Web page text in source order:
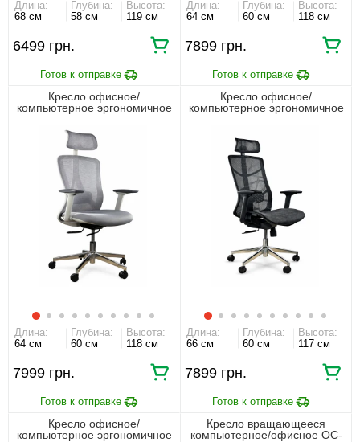
Длина:
68 см
Глубина:
58 см
Высота:
119 см
6499 грн.
Длина:
64 см
Глубина:
60 см
Высота:
118 см
7899 грн.
Кресло офисное/
компьютерное эргономичное
Home Серый
Длина:
64 см
Глубина:
60 см
Высота:
118 см
7999 грн.
Кресло офисное/
компьютерное эргономичное
Длина:
66 см
Глубина:
60 см
Высота:
117 см
7899 грн.
Кресло офисное/
компьютерное эргономичное
Кресло вращающееся
компьютерное/офисное OC-